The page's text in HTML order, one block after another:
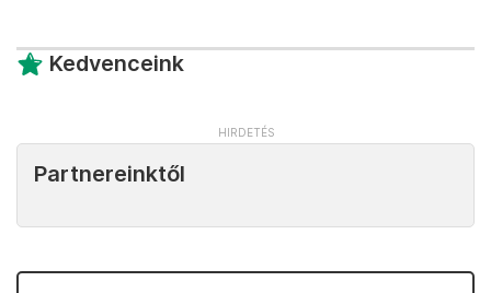
Kedvenceink
Partnereinktől